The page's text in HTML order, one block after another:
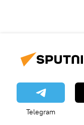
Telegram